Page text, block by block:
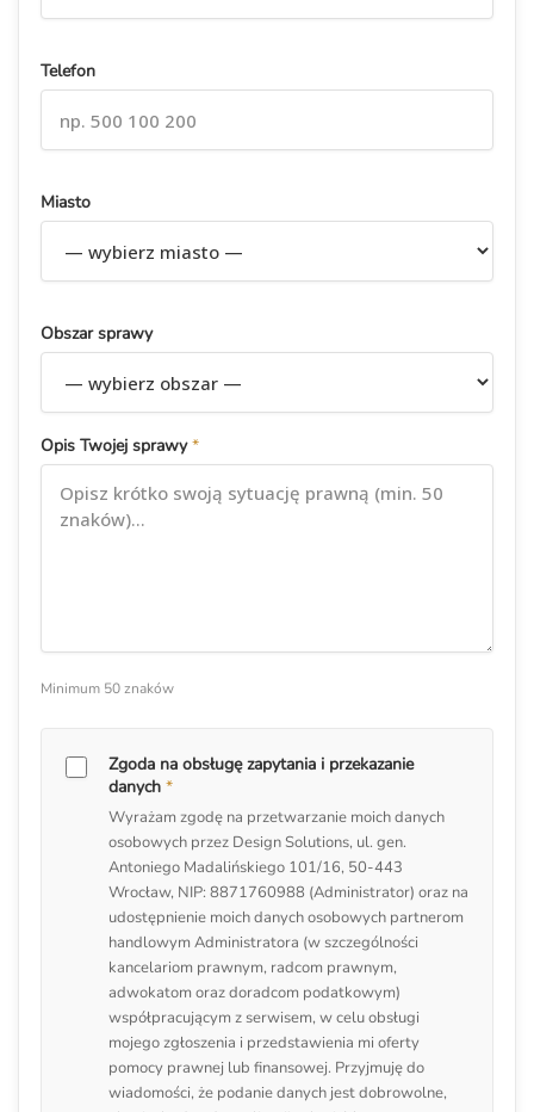
Telefon
Miasto
Obszar sprawy
Opis Twojej sprawy*
Minimum 50 znaków
Zgoda na obsługę zapytania i przekazanie
danych *
Wyrażam zgodę na przetwarzanie moich danych
osobowych przez Design Solutions, ul. gen.
Antoniego Madalińskiego 101/16, 50-443
Wrocław, NIP: 8871760988 (Administrator) oraz na
udostępnienie moich danych osobowych partnerom
handlowym Administratora (w szczególności
kancelariom prawnym, radcom prawnym,
adwokatom oraz doradcom podatkowym)
współpracującym z serwisem, w celu obsługi
mojego zgłoszenia i przedstawienia mi oferty
pomocy prawnej lub finansowej. Przyjmuję do
wiadomości, że podanie danych jest dobrowolne,